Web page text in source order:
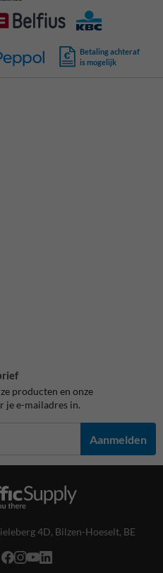
Betaling achteraf
is mogelijk
producten en onze
je e-mailadres in.
Aanmelden
4D, Bilzen-Hoeselt, BE